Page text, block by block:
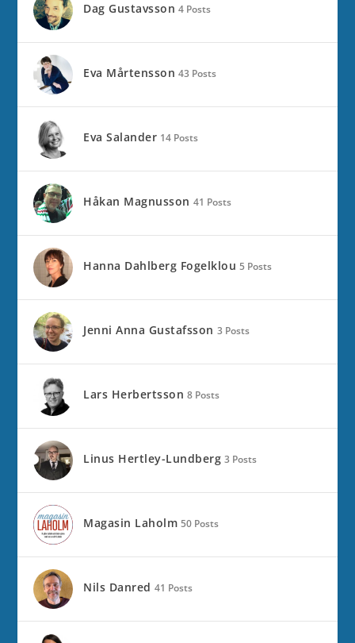
Dag Gustavsson 4 Posts
Eva Mårtensson 43 Posts
Eva Salander 14 Posts
Håkan Magnusson 41 Posts
Hanna Dahlberg Fogelklou 5 Posts
Jenni Anna Gustafsson 3 Posts
Lars Herbertsson 8 Posts
Linus Hertley-Lundberg 3 Posts
Magasin Laholm 50 Posts
Nils Danred 41 Posts